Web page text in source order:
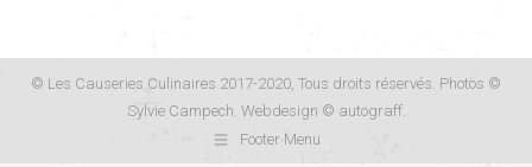
© Les Causeries Culinaires 2017-2020, Tous droits réservés. Photos ©
Sylvie Campech. Webdesign © autograff.
Footer Menu